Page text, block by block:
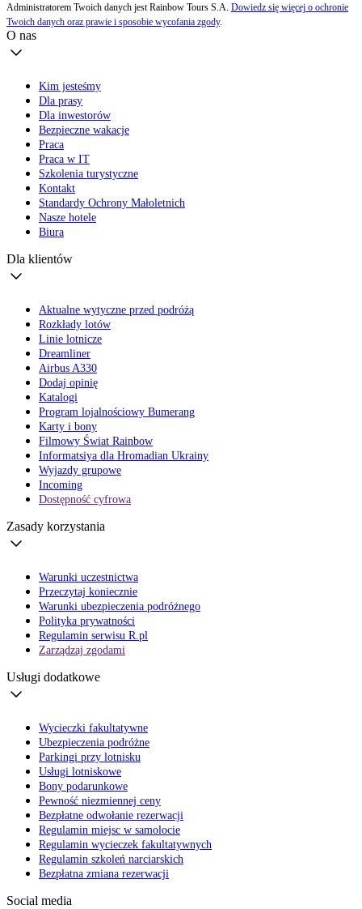
Administratorem Twoich danych jest Rainbow Tours S.A. Dowiedz się więcej o ochronie
Twoich danych oraz prawie i sposobie wycofania zgody.
O nas
Kim jesteśmy
Dla prasy
Dla inwestorów
Bezpieczne wakacje
Praca
Praca w IT
Szkolenia turystyczne
Kontakt
Standardy Ochrony Małoletnich
Nasze hotele
Biura
Dla klientów
Aktualne wytyczne przed podróżą
Rozkłady lotów
Linie lotnicze
Dreamliner
Airbus A330
Dodaj opinię
Katalogi
Program lojalnościowy Bumerang
Karty i bony
Filmowy Świat Rainbow
Informatsiya dla Hromadian Ukrainy
Wyjazdy grupowe
Incoming
Dostępność cyfrowa
Zasady korzystania
Warunki uczestnictwa
Przeczytaj koniecznie
Warunki ubezpieczenia podróżnego
Polityka prywatności
Regulamin serwisu R.pl
Zarządzaj zgodami
Usługi dodatkowe
Wycieczki fakultatywne
Ubezpieczenia podróżne
Parkingi przy lotnisku
Usługi lotniskowe
Bony podarunkowe
Pewność niezmiennej ceny
Bezpłatne odwołanie rezerwacji
Regulamin miejsc w samolocie
Regulamin wycieczek fakultatywnych
Regulamin szkoleń narciarskich
Bezpłatna zmiana rezerwacji
Social media